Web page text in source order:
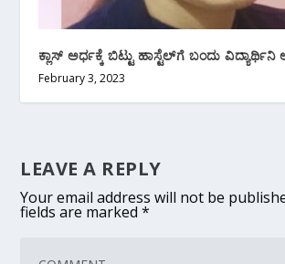
ಕ್ಲಾಸ್ ಅರ್ಧಕ್ಕೆ ಬಿಟ್ಟು ಹಾಸ್ಟೆಲ್‌ಗೆ ಬಂದು ವಿದ್ಯಾರ್ಥಿನಿ
February 3, 2023
LEAVE A REPLY
Your email address will not be
fields are marked*